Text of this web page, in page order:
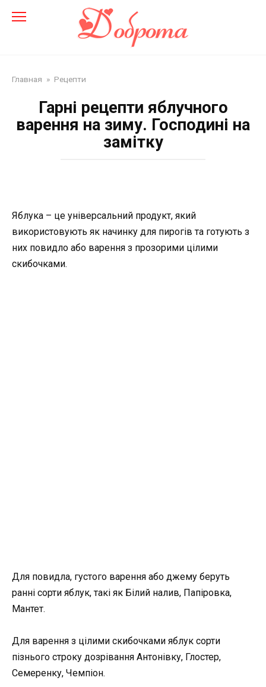
Главная » Рецепти
Гарні рецепти яблучного
варення на зиму. Господині на
замітку
Яблука – це універсальний продукт, який
використовують як начинку для пирогів та готують з
них повидло або варення з прозорими цілими
скибочками.
Для повидла, густого варення або джему беруть
ранні сорти яблук, такі як Білий налив, Папіровка,
Мантет.
Для варення з цілими скибочками яблук сорти
пізнього строку дозрівання Антонівку, Глостер,
Семеренку, Чемпіон.